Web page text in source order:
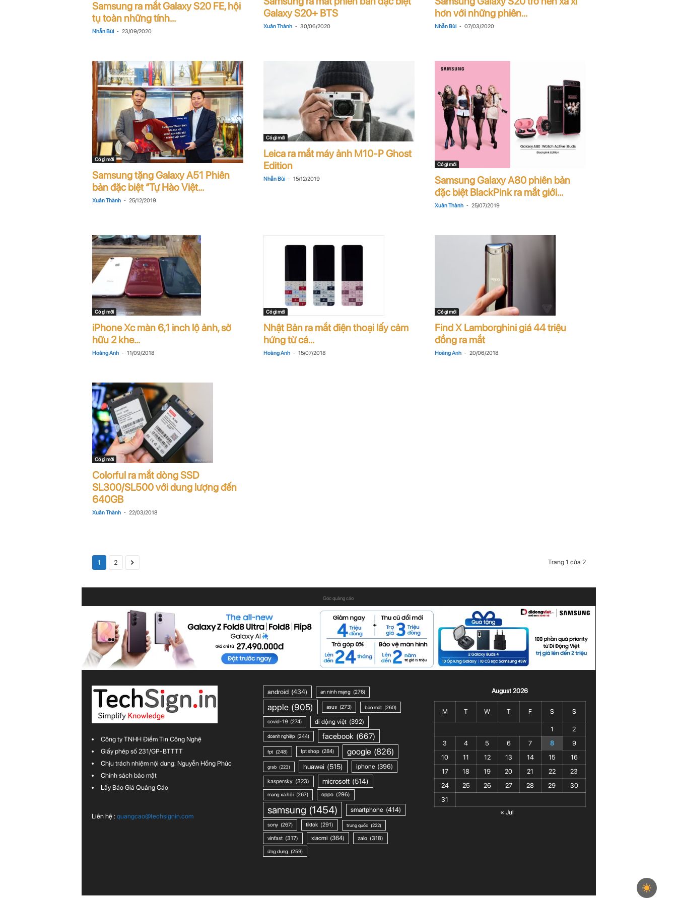
n
.
c
o
m
Samsung ra mắt Galaxy S20 FE, hội
tụ toàn những tính...
Nhẫn Bùi - 23/09/2020
Galaxy S20+ BTS
Xuân Thành - 30/06/2020
hơn với những phiên...
Nhẫn Bùi - 07/03/2020
Có gì mới
Samsung tặng Galaxy A51 Phiên
bản đặc biệt “Tự Hào Việt...
Xuân Thành - 25/12/2019
Có gì mới
Leica ra mắt máy ảnh M10-P Ghost
Edition
Nhẫn Bùi - 15/12/2019
Có gì mới
Samsung Galaxy A80 phiên bản
đặc biệt BlackPink ra mắt giới...
Xuân Thành - 25/07/2019
Có gì mới
iPhone Xc màn 6,1 inch lộ ảnh, sở
hữu 2 khe...
Hoàng Anh - 11/09/2018
Có gì mới
Nhật Bản ra mắt điện thoại lấy cảm
hứng từ cá...
Hoàng Anh - 15/07/2018
Có gì mới
Find X Lamborghini giá 44 triệu
đồng ra mắt
Hoàng Anh - 20/06/2018
Có gì mới
Colorful ra mắt dòng SSD
SL300/SL500 với dung lượng đến
640GB
Xuân Thành - 22/03/2018
1 2 Trang 1 của 2
Góc quảng cáo
Công ty TNHH Điểm Tin Công Nghệ
Giấy phép số 231/GP-BTTTT
Chịu trách nhiệm nội dung: Nguyễn Hồng Phúc
Chính sách bảo mật
Lấy Báo Giá Quảng Cáo
Liên hệ : quangcao@techsignin.com
android (434) an ninh mạng (276)
apple (905) asus (273) bảo mật (260)
covid-19 (274) di động việt (392)
doanh nghiệp (244) facebook (667)
fpt (248) fpt shop (284) google (826)
grab (223) huawei (515) iphone (396)
kaspersky (323) microsoft (514)
mạng xã hội (267) oppo (296)
samsung (1454) smartphone (414)
sony (267) tiktok (291) trung quốc (222)
vinfast (317) xiaomi (364) zalo (318)
ứng dụng (259)
August 2026
M T W T F S S
1
2
3
4 5 6 7 8
9
10
11 12 13 14 15
16
17
18 19 20 21 22
23
24
25 26 27 28 29
30
31
« Jul